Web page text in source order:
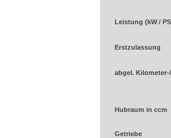
Leistung (kW /
Erstzulassung
abgel.
Hubraum in ccm
Getriebe